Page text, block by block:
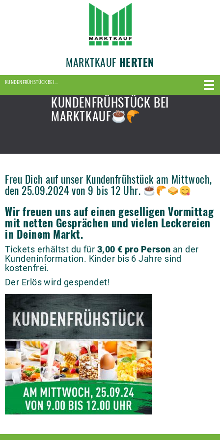
MARKTKAUF HERTEN
KUNDENFRÜHSTÜCK BEI…
KUNDENFRÜHSTÜCK BEI
MARKTKAUF
Freu Dich auf unser Kundenfrühstück am Mittwoch,
den 25.09.2024 von 9 bis 12 Uhr.
Wir freuen uns auf einen geselligen Vormittag
mit netten Gesprächen und vielen Leckereien
in Deinem Markt.
Tickets erhältst du für 3,00 € pro Person an der
Kundeninformation. Kinder bis 6 Jahre sind
kostenfrei.
Der Erlös wird gespendet!